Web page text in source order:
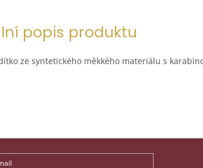
popis produktu
ze syntetického měkkého materiálu s